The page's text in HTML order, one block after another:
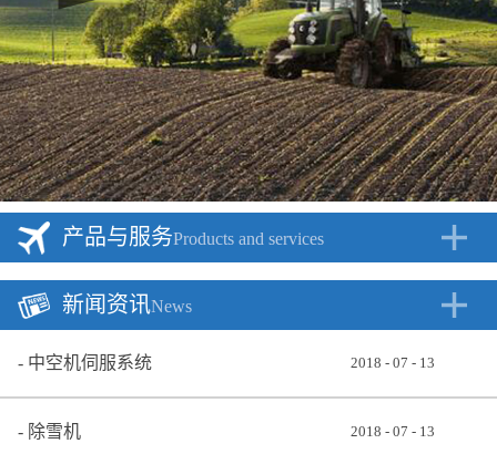
产品与服务Products and services
新闻资讯News
中空机伺服系统 2018 - 07 - 13
除雪机 2018 - 07 - 13